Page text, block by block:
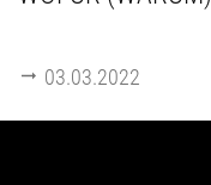
03.03.2022